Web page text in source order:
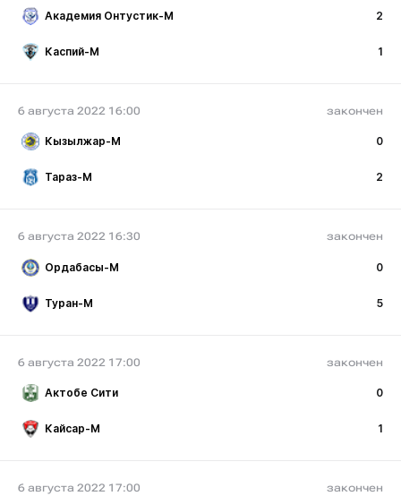
Академия Онтустик-М 2
Каспий-М 1
6 августа 2022 16:00 закончен
Кызылжар-М 0
Тараз-М 2
6 августа 2022 16:30 закончен
Ордабасы-М 0
Туран-М 5
6 августа 2022 17:00 закончен
Актобе Сити 0
Кайсар-М 1
6 августа 2022 17:00 закончен